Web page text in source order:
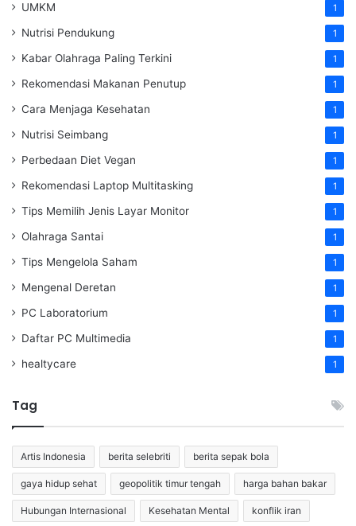
UMKM 1
Nutrisi Pendukung 1
Kabar Olahraga Paling Terkini 1
Rekomendasi Makanan Penutup 1
Cara Menjaga Kesehatan 1
Nutrisi Seimbang 1
Perbedaan Diet Vegan 1
Rekomendasi Laptop Multitasking 1
Tips Memilih Jenis Layar Monitor 1
Olahraga Santai 1
Tips Mengelola Saham 1
Mengenal Deretan 1
PC Laboratorium 1
Daftar PC Multimedia 1
healtycare 1
Tag
Artis Indonesia berita selebriti berita sepak bola
gaya hidup sehat geopolitik timur tengah harga bahan bakar
Hubungan Internasional Kesehatan Mental konflik iran